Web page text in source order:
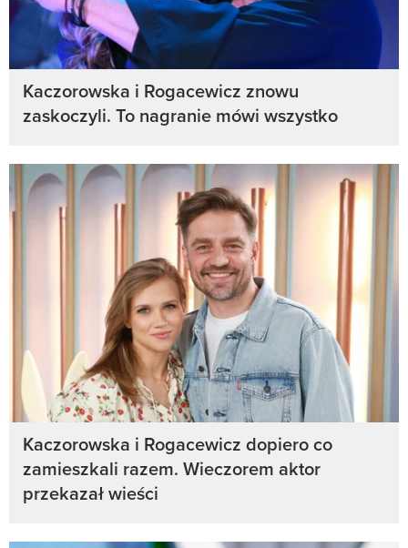
Kaczorowska i Rogacewicz znowu
zaskoczyli. To nagranie mówi wszystko
Kaczorowska i Rogacewicz dopiero co
zamieszkali razem. Wieczorem aktor
przekazał wieści